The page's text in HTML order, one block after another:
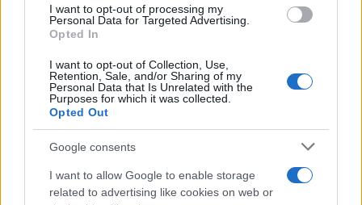
I want to opt-out of processing my
Personal Data for Targeted Advertising.
Opted In
I want to opt-out of Collection, Use,
Retention, Sale, and/or Sharing of my
Personal Data that Is Unrelated with the
Purposes for which it was collected.
Opted Out
Google consents
I want to allow Google to enable storage
related to advertising like cookies on web or
Olyan, párbeszédre alapuló
európai uniós döntésekre van
szükség, amelyek nem
lehetetlenítik el
Fehéroroszország és az Európai
Unió (EU) jövőbeli
kapcsolatépítését, valamint nem
vetik vissza a Keleti Partnerség